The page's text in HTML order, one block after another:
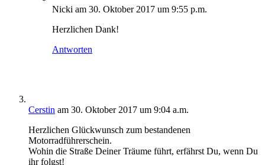
Nicki am 30. Oktober 2017 um 9:55 p.m.
Herzlichen Dank!
Antworten
Cerstin am 30. Oktober 2017 um 9:04 a.m.
Herzlichen Glückwunsch zum bestandenen
Motorradführerschein.
Wohin die Straße Deiner Träume führt, erfährst Du, wenn Du
ihr folgst!